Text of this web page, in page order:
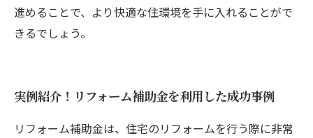
進めることで、より快適な住環境を手に入れることがで
きるでしょう。
実例紹介！リフォーム補助金を利用した成功事例
リフォーム補助金は、住宅のリフォームを行う際に非常